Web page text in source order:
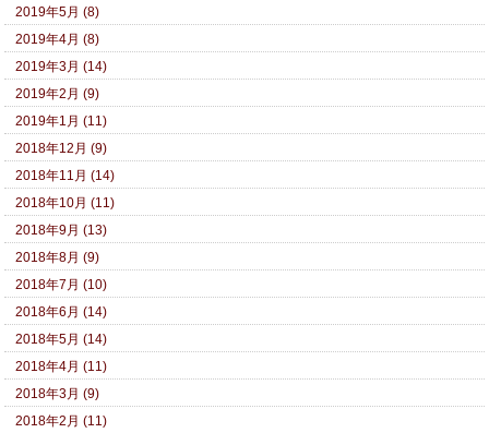
2019年5月 (8)
2019年4月 (8)
2019年3月 (14)
2019年2月 (9)
2019年1月 (11)
2018年12月 (9)
2018年11月 (14)
2018年10月 (11)
2018年9月 (13)
2018年8月 (9)
2018年7月 (10)
2018年6月 (14)
2018年5月 (14)
2018年4月 (11)
2018年3月 (9)
2018年2月 (11)